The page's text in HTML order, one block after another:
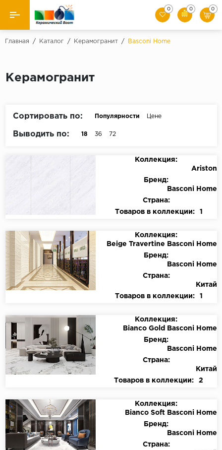
Назад
Керамическая плитка
0 0 0
Главная / Каталог / Керамогранит / Basconi Home
Керамогранит
Сортировать по: Популярности Цене
Выводить по: 18 36 72
Коллекция:
Ariston
Бренд:
Basconi Home
Страна:
Товаров в коллекции:
1
Коллекция:
Beige Travertine Basconi Home
Бренд:
Basconi Home
Страна:
Китай
Товаров в коллекции:
1
Коллекция:
Bianco Gold Basconi Home
Бренд:
Basconi Home
Страна:
Китай
Товаров в коллекции:
2
Коллекция:
Bianco Soft Basconi Home
Бренд:
Basconi Home
Страна: